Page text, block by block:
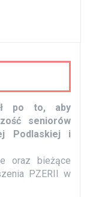
po to, aby
seniorów
Podlaskiej i
oraz bieżące
PZERII w